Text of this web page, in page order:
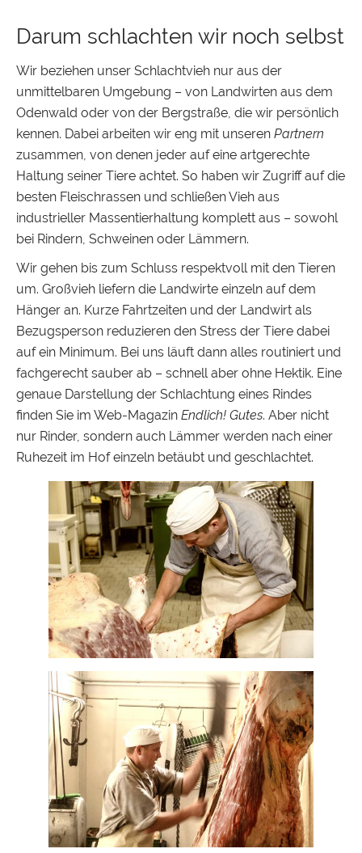
Darum schlachten wir noch selbst
Wir beziehen unser Schlachtvieh nur aus der
unmittelbaren Umgebung – von Landwirten aus dem
Odenwald oder von der Bergstraße, die wir persönlich
kennen. Dabei arbeiten wir eng mit unseren Partnern
zusammen, von denen jeder auf eine artgerechte
Haltung seiner Tiere achtet. So haben wir Zugriff auf die
besten Fleischrassen und schließen Vieh aus
industrieller Massentierhaltung komplett aus – sowohl
bei Rindern, Schweinen oder Lämmern.
Wir gehen bis zum Schluss respektvoll mit den Tieren
um. Großvieh liefern die Landwirte einzeln auf dem
Hänger an. Kurze Fahrtzeiten und der Landwirt als
Bezugsperson reduzieren den Stress der Tiere dabei
auf ein Minimum. Bei uns läuft dann alles routiniert und
fachgerecht sauber ab – schnell aber ohne Hektik. Eine
genaue Darstellung der Schlachtung eines Rindes
finden Sie im Web-Magazin Endlich! Gutes. Aber nicht
nur Rinder, sondern auch Lämmer werden nach einer
Ruhezeit im Hof einzeln betäubt und geschlachtet.